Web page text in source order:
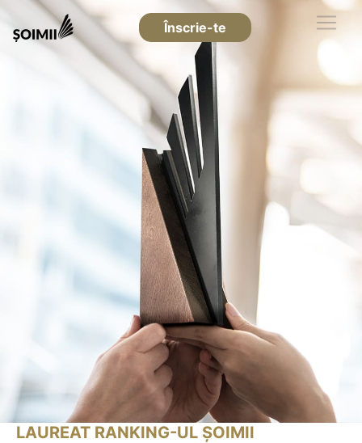
Înscrie-te
LAUREAT RANKING-UL ȘOIMII